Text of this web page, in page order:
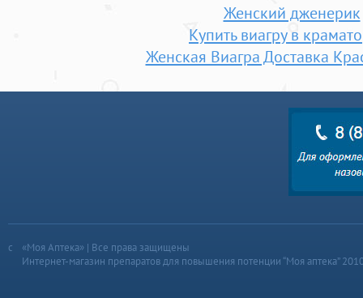
Женский дженерик
Купить виагру в
Женская Виагра Доставка
«Моя Аптека» | Все права защищены
Интернет-магазин препаратов для повышения потенции “Моя аптека”